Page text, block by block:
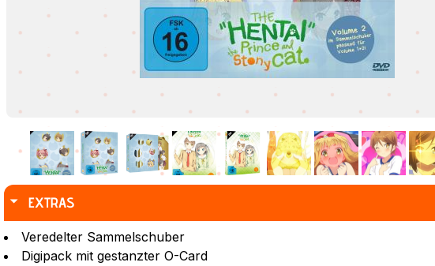
EXTRAS
Veredelter Sammelschuber
Digipack mit gestanzter O-Card